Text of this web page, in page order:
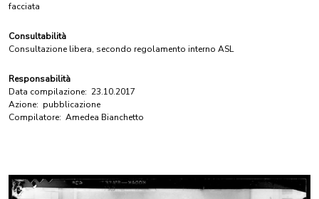
facciata
Consultabilità
Consultazione libera, secondo regolamento interno ASL
Responsabilità
Data compilazione: 23.10.2017
Azione: pubblicazione
Compilatore: Amedea Bianchetto